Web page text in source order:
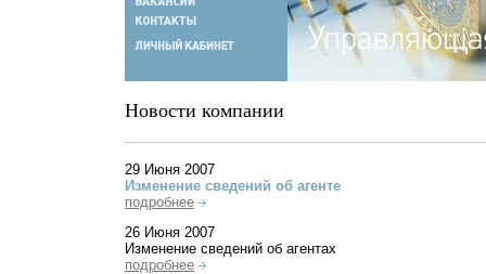
Новости компании
29 Июня 2007
Изменение сведений об агенте
подробнее
26 Июня 2007
Изменение сведений об агентах
подробнее